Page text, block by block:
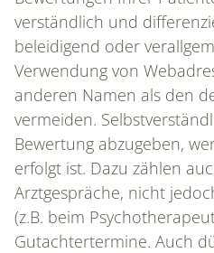
DAS IST
verständlich und
beleidigend oder
Verwendung von
anderen Namen als den
vermeiden.
Bewertung abzugeben,
erfolgt ist. Dazu zählen
Arztgespräche, nicht
(z.B. beim
Gutachtertermine. Auch